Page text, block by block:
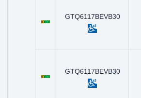
粤C01615D
GTQ6117BEVB30
粤C02117D
GTQ6117BEVB30